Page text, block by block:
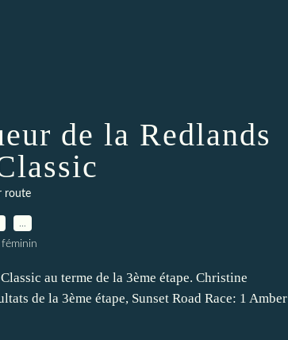
de la Redlands
route
féminin
au terme de la 3ème étape. Christine
de la 3ème étape, Sunset Road Race: 1 Amber